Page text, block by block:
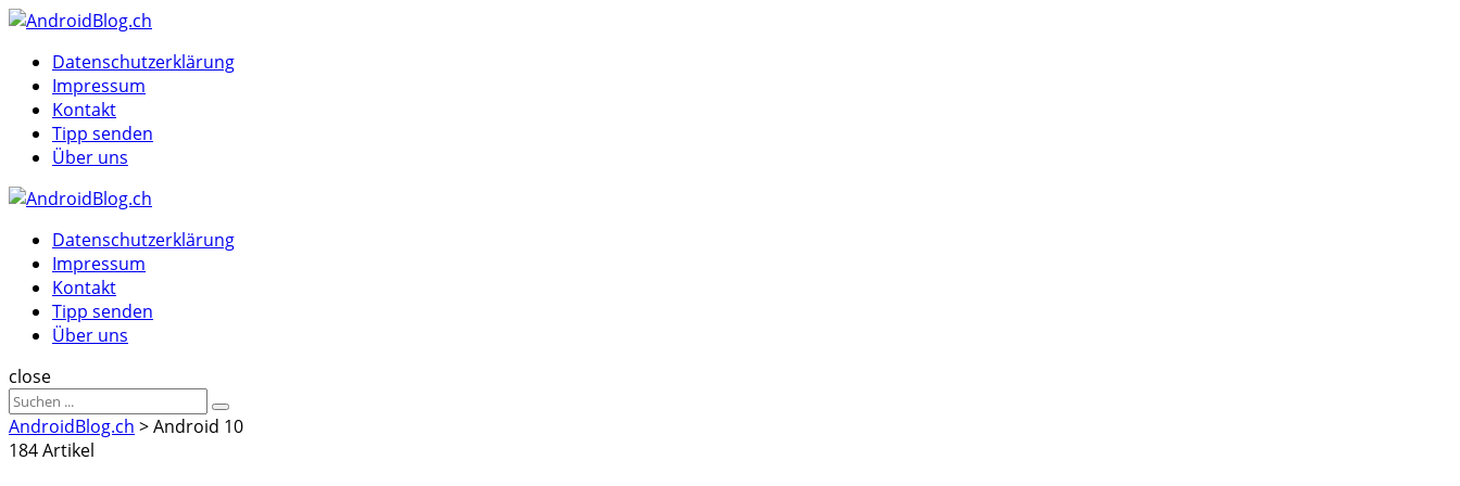
Menu
MenuDatenschutzerklärung
Impressum
Kontakt
Tipp senden
Über uns
Datenschutzerklärung
Impressum
Kontakt
Tipp senden
Über uns
Suche
close
Sucheergebnisse
für
Suche
AndroidBlog.ch >Android 10
184 Artikel